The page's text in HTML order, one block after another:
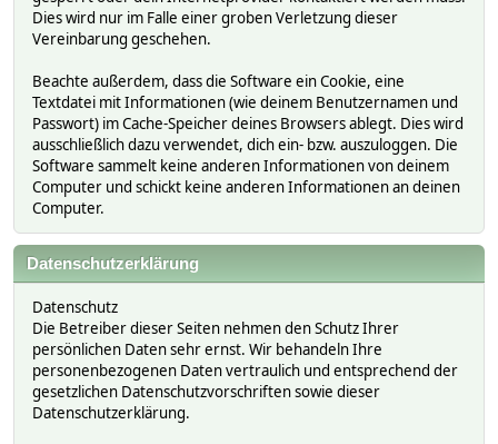
Dies wird nur im Falle einer groben Verletzung dieser
Vereinbarung geschehen.
Beachte außerdem, dass die Software ein Cookie, eine
Textdatei mit Informationen (wie deinem Benutzernamen und
Passwort) im Cache-Speicher deines Browsers ablegt. Dies wird
ausschließlich dazu verwendet, dich ein- bzw. auszuloggen. Die
Software sammelt keine anderen Informationen von deinem
Computer und schickt keine anderen Informationen an deinen
Computer.
Datenschutzerklärung
Datenschutz
Die Betreiber dieser Seiten nehmen den Schutz Ihrer
persönlichen Daten sehr ernst. Wir behandeln Ihre
personenbezogenen Daten vertraulich und entsprechend der
gesetzlichen Datenschutzvorschriften sowie dieser
Datenschutzerklärung.